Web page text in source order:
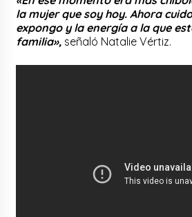
la mujer que soy hoy. Ahora
expongo y la energía a la que
familia», señaló Natalie Vértiz.